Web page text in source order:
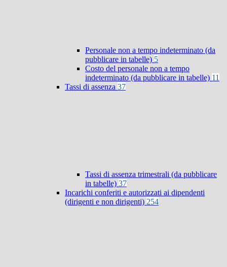
Personale non a tempo indeterminato (da
pubblicare in tabelle) 5
Costo del personale non a tempo
indeterminato (da pubblicare in tabelle) 11
Tassi di assenza 37
Tassi di assenza trimestrali (da pubblicare
in tabelle) 37
Incarichi conferiti e autorizzati ai dipendenti
(dirigenti e non dirigenti) 254